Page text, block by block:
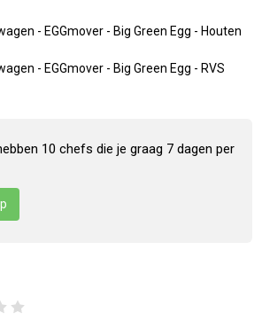
- EGGmover - Big Green Egg - Houten
- EGGmover - Big Green Egg - RVS
10 chefs die je graag 7 dagen per